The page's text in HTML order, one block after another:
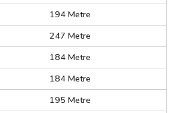
194 Metre
247 Metre
184 Metre
184 Metre
195 Metre